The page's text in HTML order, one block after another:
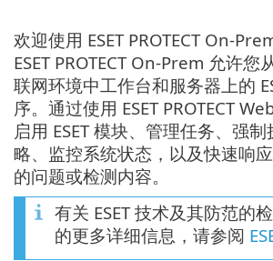
欢迎使用 ESET PROTECT On-
ESET PROTECT On-Prem 允许您
联网环境中工作台和服务器上的
序。通过使用 ESET PROTECT
启用 ESET 模块、管理任务、强
略、监控系统状态，以及快速响
的问题或检测内容。
有关 ESET 技术及其防范的
的更多详细信息，请参阅